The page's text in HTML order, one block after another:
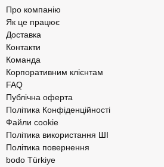
Про компанію
Як це працює
Доставка
Контакти
Команда
Корпоративним клієнтам
FAQ
Публічна оферта
Політика Конфіденційності
Файли cookie
Політика використання ШІ
Політика повернення
bodo Türkiye